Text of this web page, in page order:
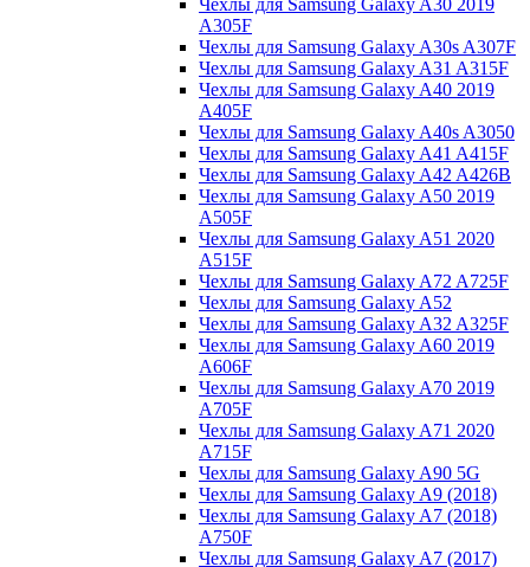
A305F
Чехлы для Samsung Galaxy A30s A307F
Чехлы для Samsung Galaxy A31 A315F
Чехлы для Samsung Galaxy A40 2019
A405F
Чехлы для Samsung Galaxy A40s A3050
Чехлы для Samsung Galaxy A41 A415F
Чехлы для Samsung Galaxy A42 A426B
Чехлы для Samsung Galaxy A50 2019
A505F
Чехлы для Samsung Galaxy A51 2020
A515F
Чехлы для Samsung Galaxy A72 A725F
Чехлы для Samsung Galaxy A52
Чехлы для Samsung Galaxy A32 A325F
Чехлы для Samsung Galaxy A60 2019
A606F
Чехлы для Samsung Galaxy A70 2019
A705F
Чехлы для Samsung Galaxy A71 2020
A715F
Чехлы для Samsung Galaxy A90 5G
Чехлы для Samsung Galaxy A9 (2018)
Чехлы для Samsung Galaxy A7 (2018)
A750F
Чехлы для Samsung Galaxy A7 (2017)